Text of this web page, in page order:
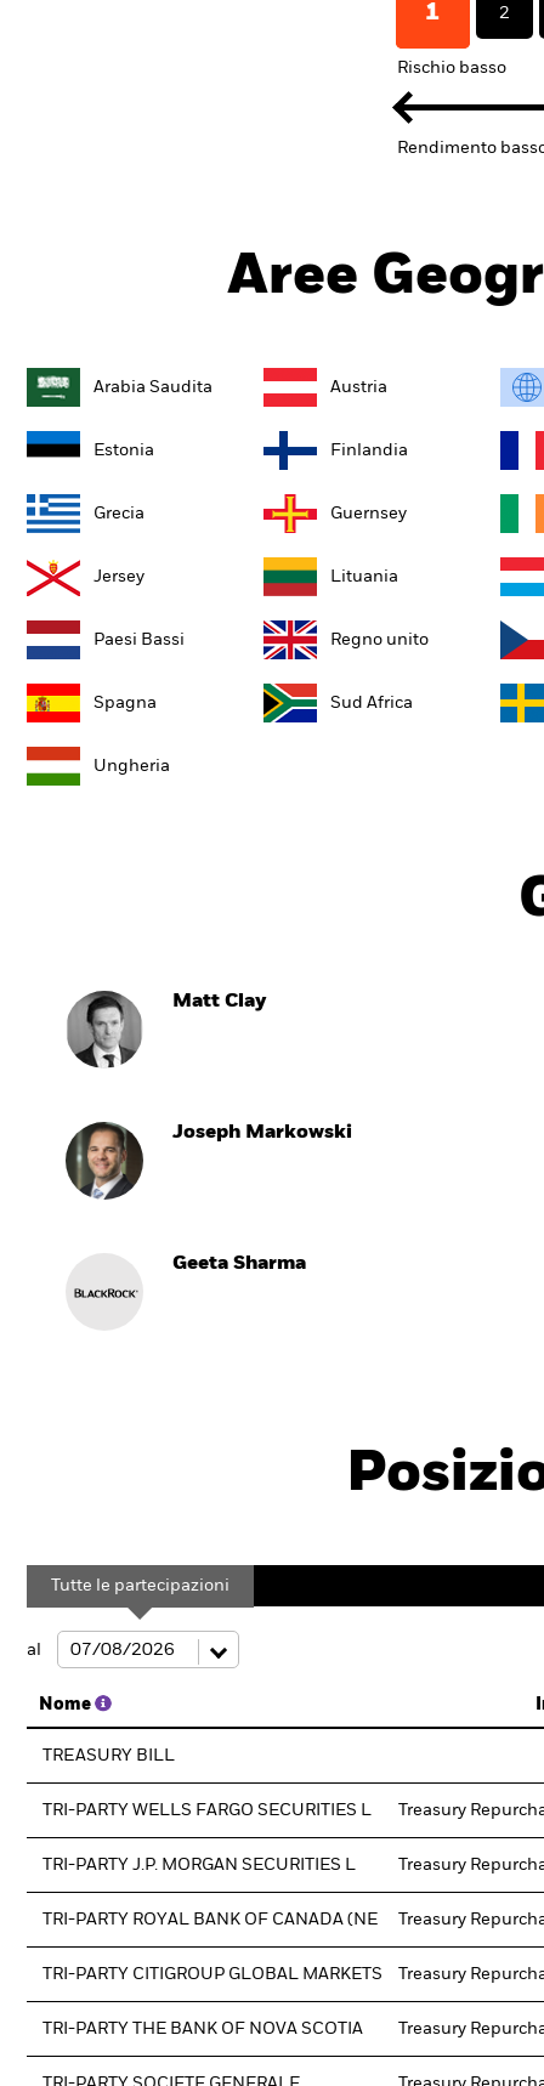
1 2
Rischio basso
Rendimento
Aree
Arabia Saudita Austria
Estonia Finlandia
Grecia Guernsey
Jersey Lituania
Paesi Bassi Regno unito
Spagna Sud Africa
Ungheria
Matt Clay
Joseph Markowski
Geeta Sharma
Tutte le partecipazioni
al
Nome
TREASURY BILL
TRI-PARTY WELLS FARGO SECURITIES L Treasury
TRI-PARTY J.P. MORGAN SECURITIES L Treasury
TRI-PARTY ROYAL BANK OF CANADA (NE Treasury
TRI-PARTY CITIGROUP GLOBAL MARKETS Treasury
TRI-PARTY THE BANK OF NOVA SCOTIA Treasury